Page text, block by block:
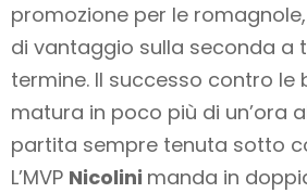
promozione per le
di vantaggio sulla seconda a
termine. Il successo contro le
matura in poco più di un’ora
partita sempre tenuta sotto
L’MVP Nicolini manda in